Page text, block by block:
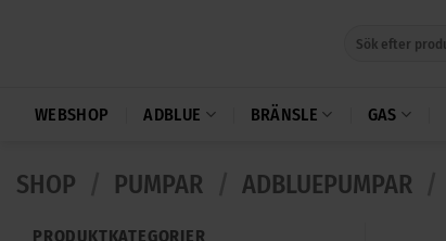
WEBSHOP ADBLUE BRÄNSLE GAS
SHOP PUMPAR ADBLUEPUMPAR
PRODUKTKATEGORIER